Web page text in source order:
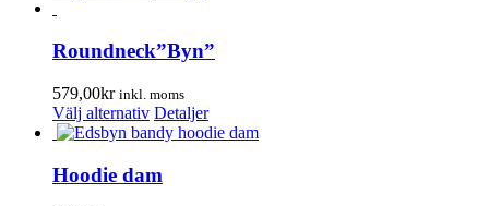
har
flera
De
olika
alternativen
väljas
Roundneck”Byn”
579,00kr inkl. moms
Välj alternativ Den
här
har
flera
Detaljer
Hoodie dam